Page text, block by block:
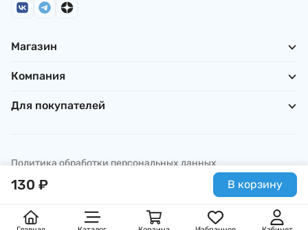
130 ₽ В корзину
Магазин
Компания
Для покупателей
Политика обработки персональных данных